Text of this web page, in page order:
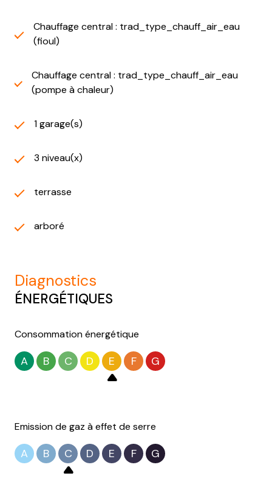
Chauffage central : trad_type_chauff_air_eau
(fioul)
Chauffage central : trad_type_chauff_air_eau
(pompe à chaleur)
1 garage(s)
3 niveau(x)
terrasse
arboré
diagnostics
ÉNERGÉTIQUES
Consommation énergétique
A B C D E F G
Emission de gaz à effet de serre
A B C D E F G